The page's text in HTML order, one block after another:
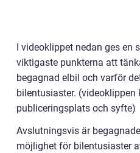
I videoklippet nedan ges
viktigaste punkterna att
begagnad elbil och varför
bilentusiaster. (videoklippen
publiceringsplats och syfte)
Avslutningsvis är
möjlighet för bilentusiaster